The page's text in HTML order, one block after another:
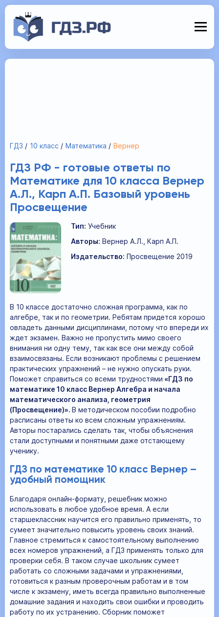
ГДЗ 10 класс Математика Вернер
ГДЗ РФ - готовые ответы по
Математике для 10 класса Вернер
А.Л., Карп А.П. Базовый уровень
Просвещение
Тип: Учебник
Авторы: Вернер А.Л., Карп А.П.
Издательство: Просвещение 2019
В 10 классе достаточно сложная программа, как по
алгебре, так и по геометрии. Ребятам придется хорошо
овладеть данными дисциплинами, потому что впереди их
ждет экзамен. Важно не пропустить мимо своего
внимания ни одну тему, так как все они между собой
взаимосвязаны. Если возникают проблемы с решением
практических упражнений – не нужно опускать руки.
Поможет справиться со всеми трудностями «ГДЗ по
математике 10 класс Вернер Алгебра и начала
математического анализа, геометрия
(Просвещение)». В методическом пособии подробно
расписаны ответы ко всем сложным упражнениям.
Авторы постарались сделать так, чтобы объяснения
стали доступными и понятными даже отстающему
ученику.
ГДЗ по математике 10 класс Вернер –
удобный помощник
Благодаря онлайн-формату, решебник можно
использовать в любое удобное время. А если
старшеклассник научится его правильно применять, то
сумеет значительно повысить уровень своих знаний.
Главное стремиться к самостоятельному выполнению
всех номеров упражнений, а ГДЗ применять только для
проверки себя. В таком случае школьник сумеет
работать со сложными задачами и упражнениями,
готовиться к разным проверочным работам и в том
числе к экзамену, иметь всегда правильно выполненные
домашние задания и находить свои ошибки и проводить
работу по их устранению. Сборник поможет